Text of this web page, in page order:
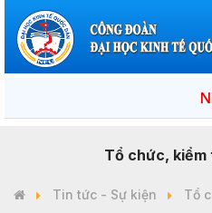
Nhiệt
Tổ chức,
Tin tức - Sự kiện Tổ